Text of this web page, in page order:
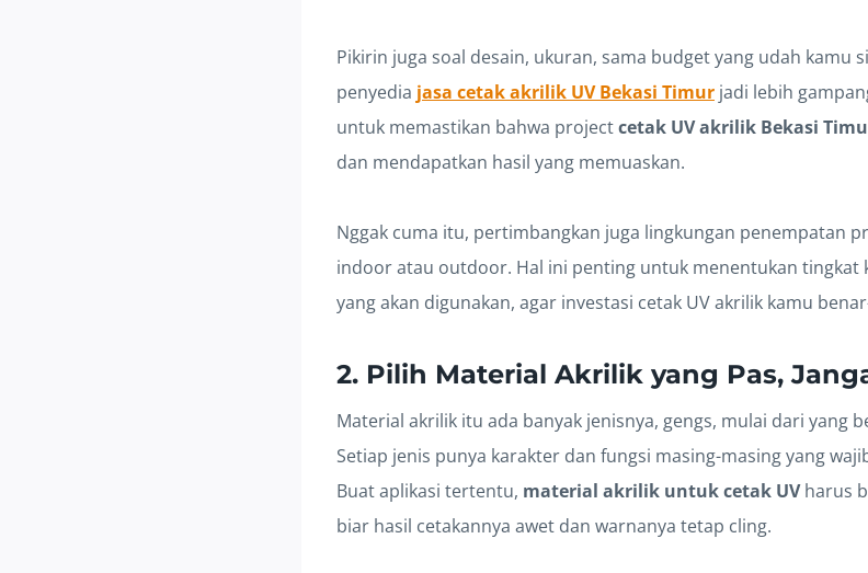
Pikirin juga soal desain, ukuran, sama budget yang udah kamu
penyedia jasa cetak akrilik UV Bekasi Timur jadi lebih
untuk memastikan bahwa projectcetak UV akrilik Bekasi
dan mendapatkan hasil yang memuaskan.
Nggak cuma itu, pertimbangkan juga lingkungan penempatan
indoor atau outdoor. Hal ini penting untuk menentukan tingkat
yang akan digunakan, agar investasi cetak UV akrilik kamu
2. Pilih Material Akrilik yang Pas,
Material akrilik itu ada banyak jenisnya, gengs, mulai dari yang
Setiap jenis punya karakter dan fungsi masing-masing yang
Buat aplikasi tertentu, material akrilik untuk cetak UVharus
biar hasil cetakannya awet dan warnanya tetap cling.